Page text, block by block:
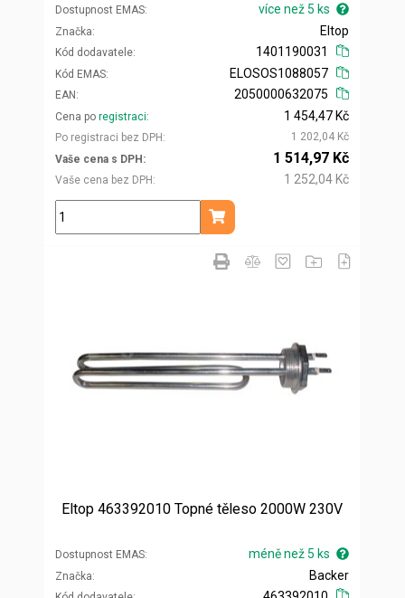
Dostupnost EMAS více než 5 ks
Značka
Kód dodavatele
Eltop
1401190031
Kód EMAS
EAN
ELOSOS1088057
2050000632075
Cena po registraci
Po registraci bez DPH
1 454,47 Kč
1 202,04 Kč
Vaše cena s DPH
Vaše cena bez DPH
1 514,97 Kč
1 252,04 Kč
ks
Přidat do košíku
Eltop 463392010 Topné těleso 2000W 230V
Dostupnost EMAS méně než 5 ks
Značka
Backer